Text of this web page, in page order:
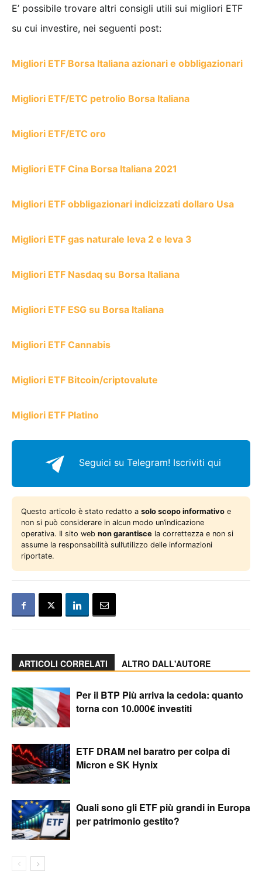
E’ possibile trovare altri consigli utili sui migliori ETF
su cui investire, nei seguenti post:
Migliori ETF Borsa Italiana azionari e obbligazionari
Migliori ETF/ETC petrolio Borsa Italiana
Migliori ETF/ETC oro
Migliori ETF Cina Borsa Italiana 2021
Migliori ETF obbligazionari indicizzati dollaro Usa
Migliori ETF gas naturale leva 2 e leva 3
Migliori ETF Nasdaq su Borsa Italiana
Migliori ETF ESG su Borsa Italiana
Migliori ETF Cannabis
Migliori ETF Bitcoin/criptovalute
Migliori ETF Platino
Seguici su Telegram! Iscriviti qui
Questo articolo è stato redatto a solo scopo informativo e
non si può considerare in alcun modo un’indicazione
operativa. Il sito web non garantisce la correttezza e non si
assume la responsabilità sull’utilizzo delle informazioni
riportate.
ARTICOLI CORRELATI ALTRO DALL'AUTORE
Per il BTP Più arriva la cedola: quanto
torna con 10.000€ investiti
ETF DRAM nel baratro per colpa di
Micron e SK Hynix
Quali sono gli ETF più grandi in Europa
per patrimonio gestito?